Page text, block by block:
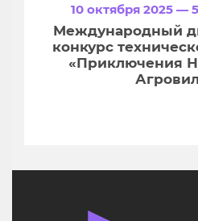
10 октября 2025 —
Международный
конкурс
«Приключения